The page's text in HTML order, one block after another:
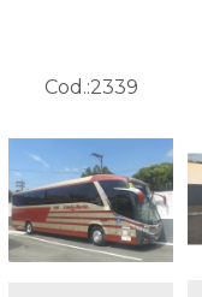
Cod.:2339